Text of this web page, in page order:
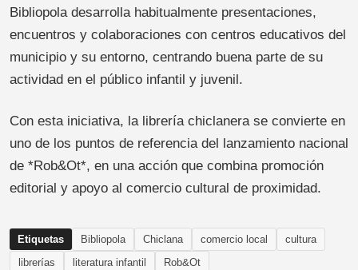
Bibliopola desarrolla habitualmente presentaciones,
encuentros y colaboraciones con centros educativos del
municipio y su entorno, centrando buena parte de su
actividad en el público infantil y juvenil.
Con esta iniciativa, la librería chiclanera se convierte en
uno de los puntos de referencia del lanzamiento nacional
de *Rob&Ot*, en una acción que combina promoción
editorial y apoyo al comercio cultural de proximidad.
Etiquetas Bibliopola Chiclana comercio local
cultura
librerías
literatura infantil Rob&Ot